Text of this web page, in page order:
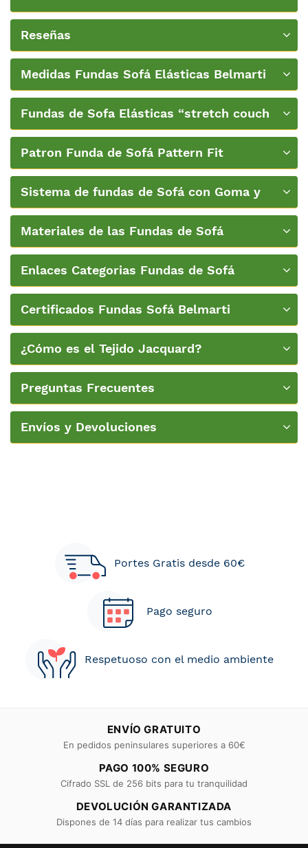
Reseñas
Medidas Fundas Sofá Elásticas Belmarti
Fundas de Sofa Elásticas “stretch couch
Patron Funda de Sofá Pattern Fit
Sistema de fundas de Sofá con Goma y
Materiales de las Fundas de Sofá
Enlaces Categorias Fundas de Sofá
Certificados Fundas Sofá Belmarti
¿Cómo es el Tejido Jacquard?
Preguntas Frecuentes
Envíos y Devoluciones
Portes Gratis desde 60€
Pago seguro
Respetuoso con el medio ambiente
ENVÍO GRATUITO
En pedidos peninsulares superiores a 60€
PAGO 100% SEGURO
Cifrado SSL de 256 bits para tu tranquilidad
DEVOLUCIÓN GARANTIZADA
Dispones de 14 días para realizar tus cambios